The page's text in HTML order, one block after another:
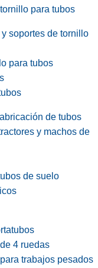
para tubos
soportes de tornillo
para tubos
de tubos
y machos de
de suelo
4 ruedas
trabajos pesados